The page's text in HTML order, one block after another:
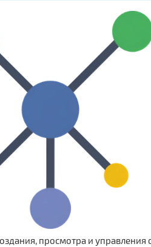
просмотра и